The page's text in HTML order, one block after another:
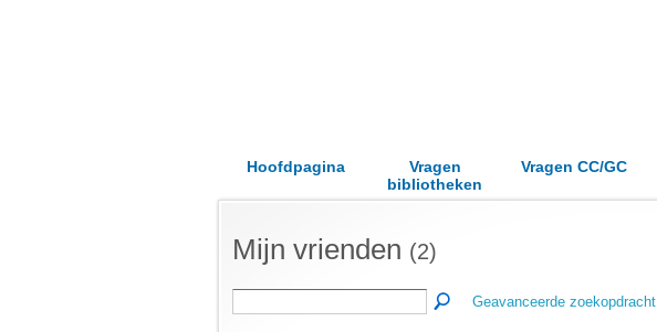
Hoofdpagina
Vragen
bibliotheken
Vragen CC/GC
Mijn vrienden (2)
Geavanceerde zoekopdracht